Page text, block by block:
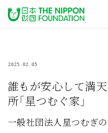
2025.02.05
誰もが安心して満
所「星つむぐ家」
一般社団法人星つむぎ